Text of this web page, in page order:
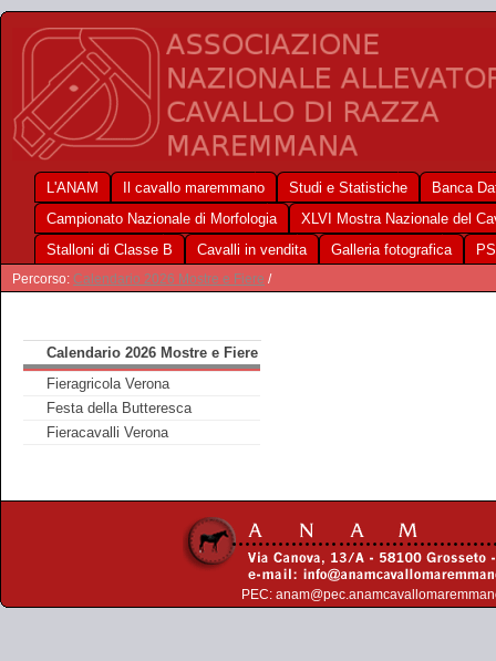
L'ANAM Il cavallo maremmano Studi e Statistiche
Banca
Campionato Nazionale di Morfologia
XLVI Mostra Nazionale del
Stalloni di Classe B
Cavalli in vendita Galleria fotografica
Percorso: Calendario 2026 Mostre e Fiere /
Calendario 2026 Mostre e Fiere
Fieragricola Verona
Festa della Butteresca
Fieracavalli Verona
PEC: